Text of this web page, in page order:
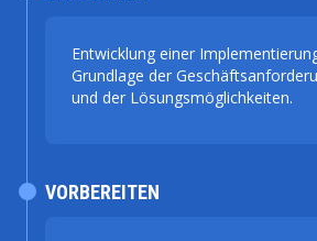
Entwicklung einer
Grundlage der
und der Lösungsmöglichkeiten.
VORBEREITEN